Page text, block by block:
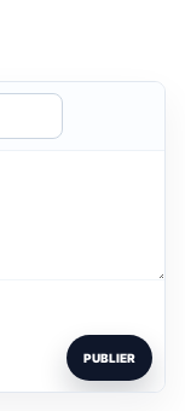
PUBLIER